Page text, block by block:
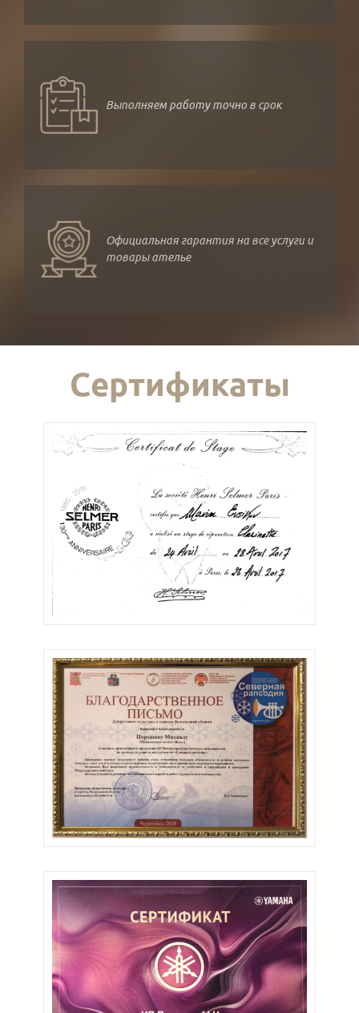
Выполняем работу точно в срок
Официальная гарантия на все услуги и
товары ателье
Сертификаты